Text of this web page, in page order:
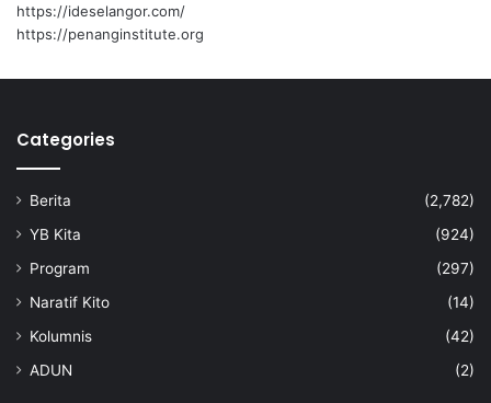
g
i
S
m
b
l
a
https://ideselangor.com/
https://penanginstitute.org
Categories
Berita
(2,782)
YB Kita
(924)
Program
(297)
Naratif Kito
(14)
Kolumnis
(42)
ADUN
(2)